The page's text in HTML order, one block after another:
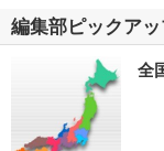
編集部ピックア
全